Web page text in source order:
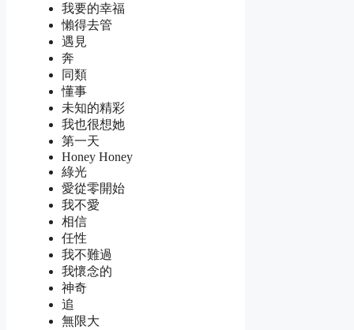
我要的幸福
懶得去管
遇見
奔
同類
懂事
未知的精彩
我也很想她
第一天
Honey Honey
綠光
愛從零開始
我不愛
相信
任性
我不難過
我懷念的
神奇
追
無限大